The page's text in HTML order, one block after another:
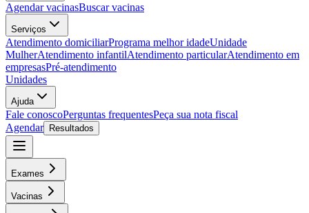
Agendar vacinasBuscar vacinas
Serviços
Atendimento domiciliarPrograma melhor idadeUnidade
MulherAtendimento infantilAtendimento particularAtendimento em
empresasPré-atendimento
Unidades
Ajuda
Fale conoscoPerguntas frequentesPeça sua nota fiscal
Agendar
Resultados
Exames
Vacinas